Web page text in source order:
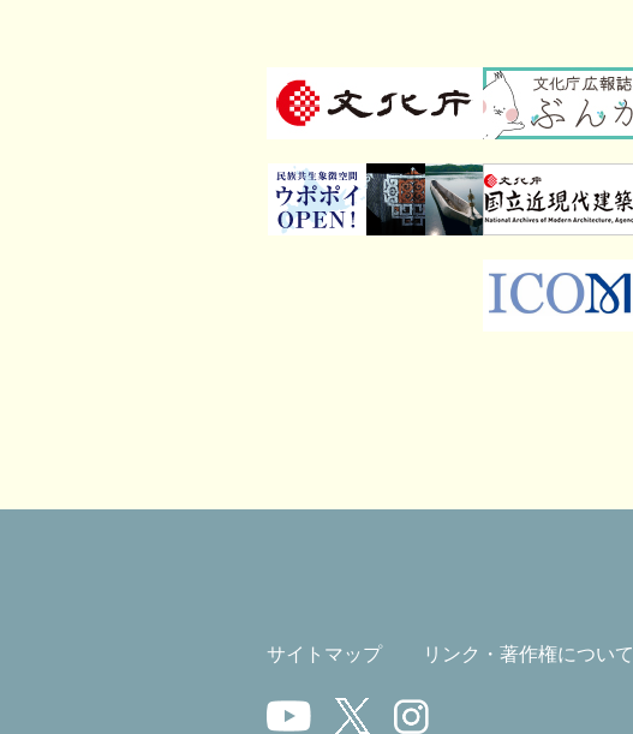
サイトマップ リンク・著作権について